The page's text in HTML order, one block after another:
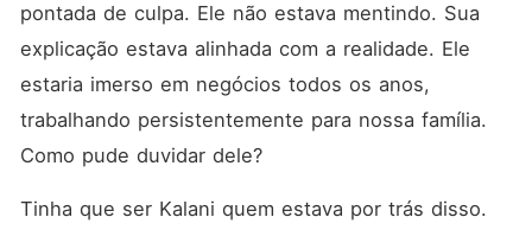
pontada de culpa. Ele não estava mentindo. Sua
explicação estava alinhada com a realidade. Ele
estaria imerso em negócios todos os anos,
trabalhando persistentemente para nossa família.
Como pude duvidar dele?
Tinha que ser Kalani quem estava por trás disso.